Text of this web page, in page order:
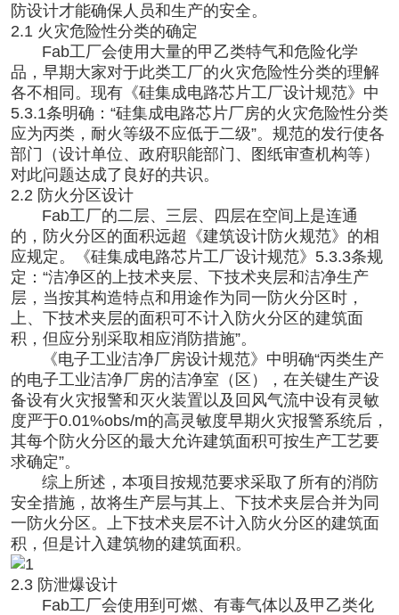
防设计才能确保人员和生产的安全。
2.1 火灾危险性分类的确定
Fab工厂会使用大量的甲乙类特气和危险化学
品，早期大家对于此类工厂的火灾危险性分类的理解
各不相同。现有《硅集成电路芯片工厂设计规范》中
5.3.1条明确：“硅集成电路芯片厂房的火灾危险性分类
应为丙类，耐火等级不应低于二级”。规范的发行使各
部门（设计单位、政府职能部门、图纸审查机构等）
对此问题达成了良好的共识。
2.2 防火分区设计
Fab工厂的二层、三层、四层在空间上是连通
的，防火分区的面积远超《建筑设计防火规范》的相
应规定。《硅集成电路芯片工厂设计规范》5.3.3条规
定：“洁净区的上技术夹层、下技术夹层和洁净生产
层，当按其构造特点和用途作为同一防火分区时，
上、下技术夹层的面积可不计入防火分区的建筑面
积，但应分别采取相应消防措施”。
《电子工业洁净厂房设计规范》中明确“丙类生产
的电子工业洁净厂房的洁净室（区），在关键生产设
备设有火灾报警和灭火装置以及回风气流中设有灵敏
度严于0.01%obs/m的高灵敏度早期火灾报警系统后，
其每个防火分区的最大允许建筑面积可按生产工艺要
求确定”。
综上所述，本项目按规范要求采取了所有的消防
安全措施，故将生产层与其上、下技术夹层合并为同
一防火分区。上下技术夹层不计入防火分区的建筑面
积，但是计入建筑物的建筑面积。
2.3 防泄爆设计
Fab工厂会使用到可燃、有毒气体以及甲乙类化